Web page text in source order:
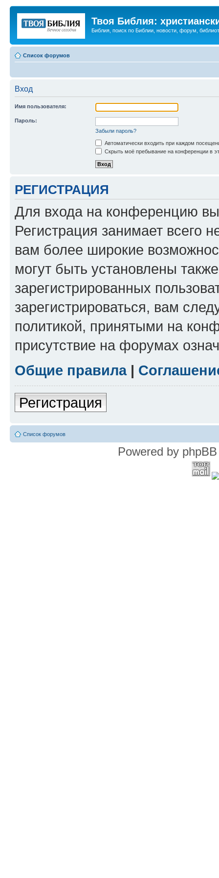
Твоя Библия:
Библия, поиск по Библии, новости, форум,
Список форумов
Вход
Имя пользователя:
Пароль:
Забыли пароль?
Автоматически входить при каждом
Скрыть моё пребывание на конференции в
РЕГИСТРАЦИЯ
Для входа на конференцию
Регистрация занимает всего
вам более широкие
могут быть установлены
зарегистрированных
зарегистрироваться, вам
политикой, принятыми на
присутствие на форумах
Общие правила|
Регистрация
Список форумов
Powered by